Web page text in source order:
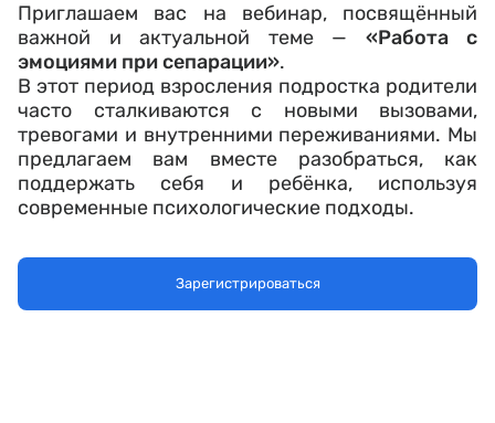
Приглашаем вас на вебинар, посвящённый
важной и актуальной теме — «Работа с
эмоциями при сепарации».
В этот период взросления подростка родители
часто сталкиваются с новыми вызовами,
тревогами и внутренними переживаниями. Мы
предлагаем вам вместе разобраться, как
поддержать себя и ребёнка, используя
современные психологические подходы.
На вебинаре мы обсудим:
Как подготовиться к главному этапу
Зарегистрироваться